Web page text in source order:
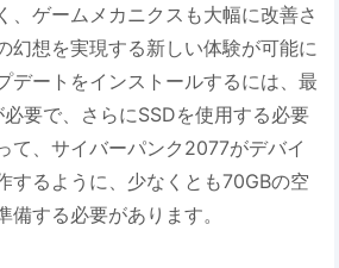
、ゲームメカニクスも大幅に改善さ
幻想を実現する新しい体験が可能に
デートをインストールするには、最
要で、さらにSSDを使用する必要
て、サイバーパンク2077がデバイ
するように、少なくとも70GBの空
備する必要があります。